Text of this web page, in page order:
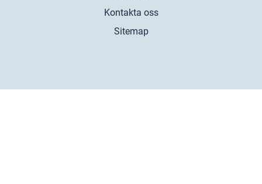
Kontakta oss
Sitemap